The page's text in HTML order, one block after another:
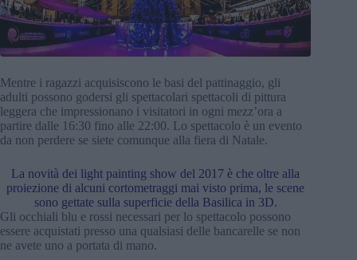
Mentre i ragazzi acquisiscono le basi del pattinaggio, gli
adulti possono godersi gli spettacolari spettacoli di pittura
leggera che impressionano i visitatori in ogni mezz’ora a
partire dalle 16:30 fino alle 22:00. Lo spettacolo è un evento
da non perdere se siete comunque alla fiera di Natale.
La novità dei light painting show del 2017 è che oltre alla
proiezione di alcuni cortometraggi mai visto prima, le scene
sono gettate sulla superficie della Basilica in 3D.
Gli occhiali blu e rossi necessari per lo spettacolo possono
essere acquistati presso una qualsiasi delle bancarelle se non
ne avete uno a portata di mano.